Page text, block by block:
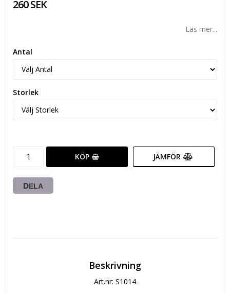
260 SEK
Läs mer...
Antal
Storlek
KÖP JÄMFÖR
DELA
Beskrivning
Art.nr: S1014